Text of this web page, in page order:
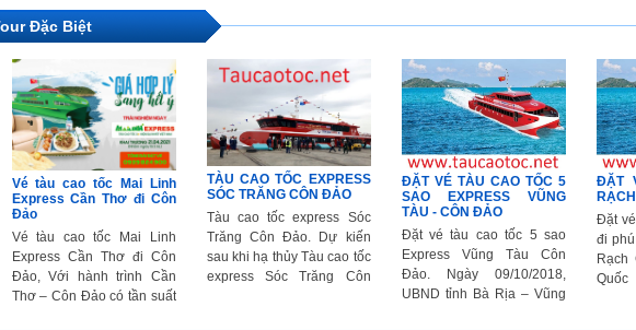
Đặc Biệt
Vé tàu cao tốc Mai Linh
Express Cần Thơ đi Côn
Đảo
Vé tàu cao tốc Mai Linh
Express Cần Thơ đi Côn
Đảo, Với hành trình Cần
Thơ – Côn Đảo có tần suất
TÀU CAO TỐC EXPRESS
SÓC TRĂNG CÔN ĐẢO
Tàu cao tốc express Sóc
Trăng Côn Đảo. Dự kiến
sau khi hạ thủy Tàu cao tốc
express Sóc Trăng Côn
ĐẶT VÉ TÀU CAO TỐC 5
SAO EXPRESS VŨNG
TÀU - CÔN ĐẢO
Đặt vé tàu cao tốc 5 sao
Express Vũng Tàu Côn
Đảo. Ngày 09/10/2018,
UBND tỉnh Bà Rịa – Vũng
ĐẶT
Đặt
đi
Rạch
Quốc